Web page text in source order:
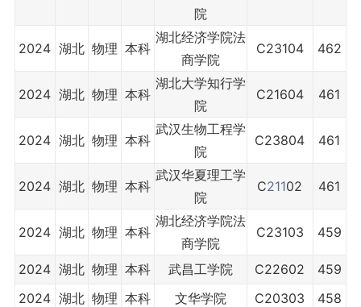
院
2024 湖北 物理 本科
湖北经济学院法
商学院
C23104 462
2024 湖北 物理 本科
湖北大学知行学
院
C21604 461
2024 湖北 物理 本科
武汉生物工程学
院
C23804 461
2024 湖北 物理 本科
武汉华夏理工学
院
C21102 461
2024 湖北 物理 本科
湖北经济学院法
商学院
C23103 459
2024 湖北 物理 本科 武昌工学院 C22602
459
2024 湖北 物理 本科 文华学院 C20303 458